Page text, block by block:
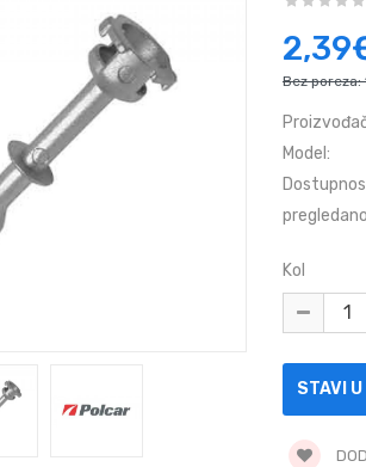
Bez poreza:
Model:
pregledano
Kol